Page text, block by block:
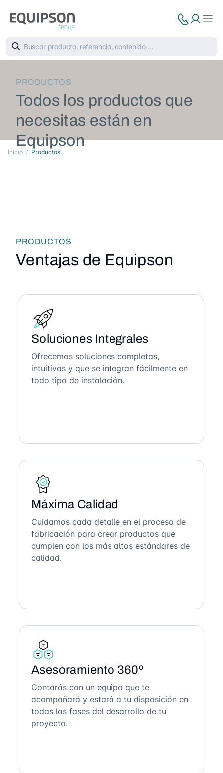
PRODUCTOS
Todos los productos que
necesitas están en
Equipson
Inicio Productos
PRODUCTOS
Ventajas de Equipson
Soluciones Integrales
Ofrecemos soluciones completas,
intuitivas y que se integran fácilmente en
todo tipo de instalación.
Máxima Calidad
Cuidamos cada detalle en el proceso de
fabricación para crear productos que
cumplen con los más altos estándares de
calidad.
Asesoramiento 360º
Contarás con un equipo que te
acompañará y estará a tu disposición en
todas las fases del desarrollo de tu
proyecto.